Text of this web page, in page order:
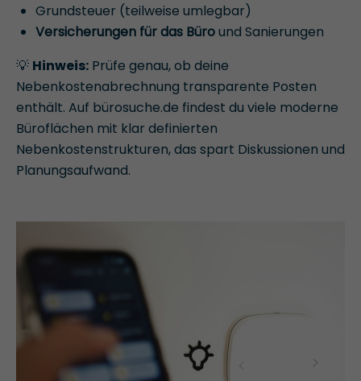
Grundsteuer (teilweise umlegbar)
Versicherungen für das Büround Sanierungen
💡 Hinweis: Prüfe genau, ob deine
Nebenkostenabrechnung transparente Posten
enthält. Auf bürosuche.de findest du viele moderne
Büroflächen mit klar definierten
Nebenkostenstrukturen, das spart Diskussionen und
Planungsaufwand.